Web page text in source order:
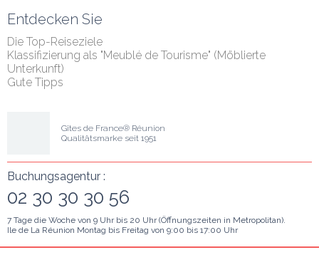
Entdecken Sie
Die Top-Reiseziele
Klassifizierung als "Meublé de Tourisme" (Möblierte
Unterkunft)
Gute Tipps
Gîtes de France® Réunion
Qualitätsmarke seit 1951
Buchungsagentur :
02 30 30 30 56
7 Tage die Woche von 9 Uhr bis 20 Uhr (Öffnungszeiten in Metropolitan).
Ile de La Réunion Montag bis Freitag von 9:00 bis 17:00 Uhr